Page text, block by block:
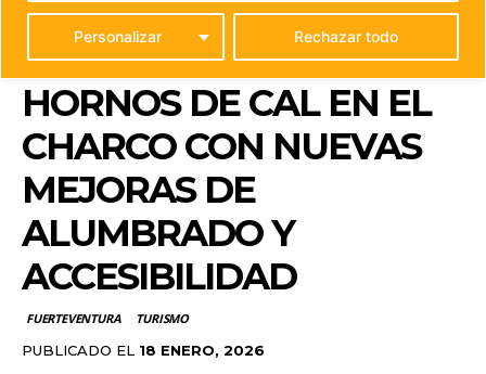
Personalizar Rechazar todo
RECUPERACIÓN
PATRIMONIAL DE LOS
HORNOS DE CAL EN EL
CHARCO CON NUEVAS
MEJORAS DE
ALUMBRADO Y
ACCESIBILIDAD
FUERTEVENTURA TURISMO
PUBLICADO EL 18 ENERO, 2026